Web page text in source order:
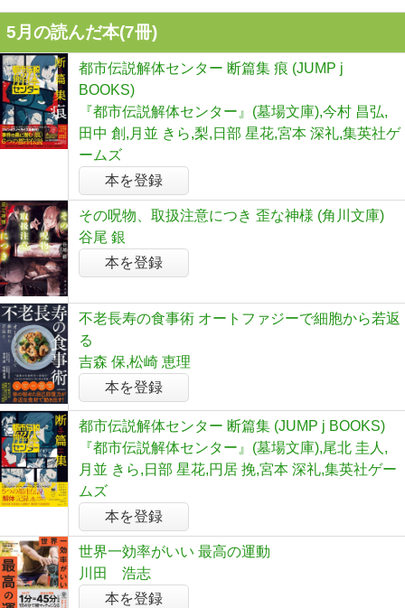
5月の読んだ本(7冊)
都市伝説解体センター 断篇集 痕 (JUMP j
BOOKS)
『都市伝説解体センター』(墓場文庫),今村 昌弘,
田中 創,月並 きら,梨,日部 星花,宮本 深礼,集英社ゲ
ームズ
本を登録
その呪物、取扱注意につき 歪な神様 (角川文庫)
谷尾 銀
本を登録
不老長寿の食事術 オートファジーで細胞から若返
る
吉森 保,松崎 恵理
本を登録
都市伝説解体センター 断篇集 (JUMP j BOOKS)
『都市伝説解体センター』(墓場文庫),尾北 圭人,
月並 きら,日部 星花,円居 挽,宮本 深礼,集英社ゲー
ムズ
本を登録
世界一効率がいい 最高の運動
川田 浩志
本を登録